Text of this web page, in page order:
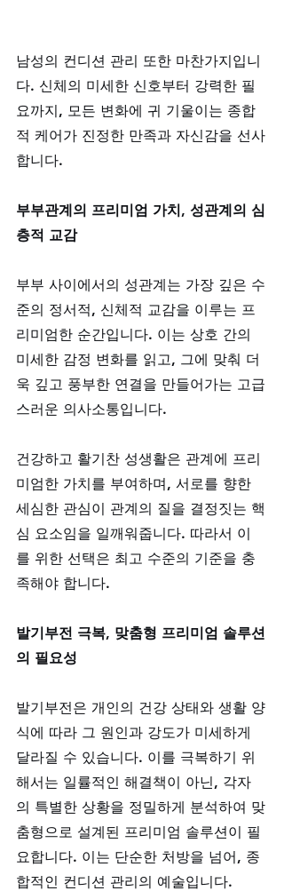
남성의 컨디션 관리 또한 마찬가지입니
다. 신체의 미세한 신호부터 강력한 필
요까지, 모든 변화에 귀 기울이는 종합
적 케어가 진정한 만족과 자신감을 선사
합니다.
부부관계의 프리미엄 가치, 성관계의 심
층적 교감
부부 사이에서의 성관계는 가장 깊은 수
준의 정서적, 신체적 교감을 이루는 프
리미엄한 순간입니다. 이는 상호 간의
미세한 감정 변화를 읽고, 그에 맞춰 더
욱 깊고 풍부한 연결을 만들어가는 고급
스러운 의사소통입니다.
건강하고 활기찬 성생활은 관계에 프리
미엄한 가치를 부여하며, 서로를 향한
세심한 관심이 관계의 질을 결정짓는 핵
심 요소임을 일깨워줍니다. 따라서 이
를 위한 선택은 최고 수준의 기준을 충
족해야 합니다.
발기부전 극복, 맞춤형 프리미엄 솔루션
의 필요성
발기부전은 개인의 건강 상태와 생활 양
식에 따라 그 원인과 강도가 미세하게
달라질 수 있습니다. 이를 극복하기 위
해서는 일률적인 해결책이 아닌, 각자
의 특별한 상황을 정밀하게 분석하여 맞
춤형으로 설계된 프리미엄 솔루션이 필
요합니다. 이는 단순한 처방을 넘어, 종
합적인 컨디션 관리의 예술입니다.